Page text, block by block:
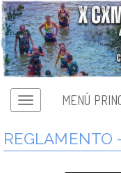
MENÚ
REGLAMENTO